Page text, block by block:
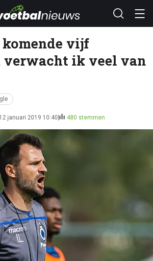
komende vijf
verwacht ik veel van
12 januari 2019 10:40 480 stemmen